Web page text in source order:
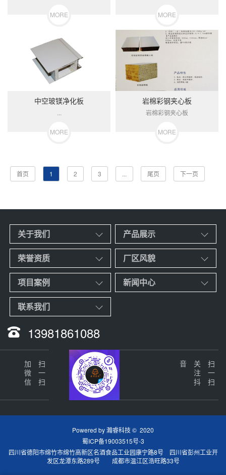
MORE MORE
中空玻镁净化板
...
MORE
岩棉彩钢夹心板
岩棉彩钢夹心板
MORE
首页 1 2 3 ... 尾页 下一页
关于我们 产品展示
荣誉资质 厂区风貌
项目案例 新闻中心
联系我们
13981861088
扫一扫
加微信 扫一扫
关
注
抖
音
Powered by瀚睿科技© 2020
蜀ICP备19003515号-3
四川省德阳市绵竹市绵竹高新区名酒食品工业园康宁路8号 四川省彭州工业开
发区龙潭东路289号 成都市温江区浩旺路33号